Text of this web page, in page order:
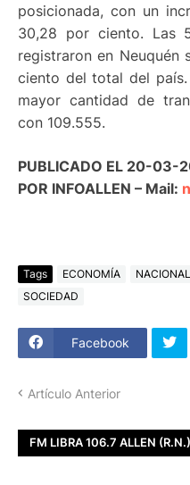
posicionada, con un
30,28 por ciento. Las
registraron en Neuquén
ciento del total del
mayor cantidad de
con 109.555.
PUBLICADO EL 20-03-
POR INFOALLEN – Mail:
Tags ECONOMÍA
SOCIEDAD
Facebook
Artículo Anterior
FM LIBRA 106.7 ALLEN